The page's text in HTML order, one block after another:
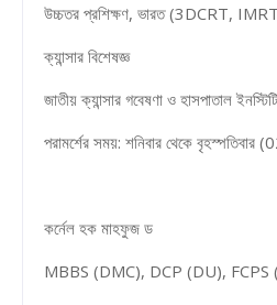
উচ্চতর প্রশিক্ষণ, ভারত (3DCRT,
ক্যান্সার বিশেষজ্ঞ
জাতীয় ক্যান্সার গবেষণা ও হাসপাতাল
পরামর্শের সময়: শনিবার থেকে
কর্নেল হক মাহফুজ ড
MBBS (DMC), DCP (DU),